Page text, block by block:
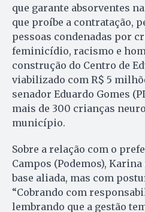
que garante absorventes
que proíbe a contratação,
pessoas condenadas por
feminicídio, racismo e
construção do Centro de
viabilizado com R$ 5
senador Eduardo Gomes
mais de 300 crianças
município.
Sobre a relação com o
Campos (Podemos),
base aliada, mas com
“Cobrando com
lembrando que a gestão